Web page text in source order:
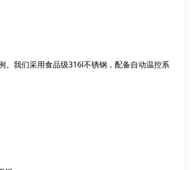
。我们采用食品级316l不锈钢，配备自动温控系